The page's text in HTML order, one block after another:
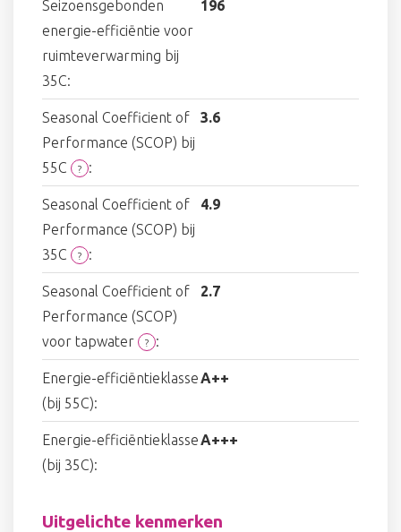
Seizoensgebonden
energie-efficiëntie voor
ruimteverwarming bij
35C:
196
Seasonal Coefficient of
Performance (SCOP) bij
55C
? :
3.6
Seasonal Coefficient of
Performance (SCOP) bij
35C
? :
4.9
Seasonal Coefficient of
Performance (SCOP)
voor tapwater
? :
2.7
Energie-efficiëntieklasse
(bij 55C):
A++
Energie-efficiëntieklasse
(bij 35C):
A+++
Uitgelichte kenmerken